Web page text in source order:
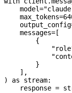
    model
=
    max_tokens
=
    output_config
    messages
= [
        {
        }
    ],
) as stream:
    response
=